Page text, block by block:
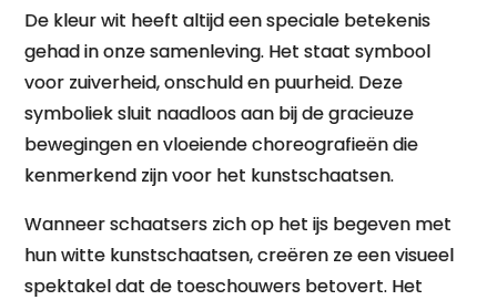
De kleur wit heeft altijd een speciale betekenis
gehad in onze samenleving. Het staat symbool
voor zuiverheid, onschuld en puurheid. Deze
symboliek sluit naadloos aan bij de gracieuze
bewegingen en vloeiende choreografieën die
kenmerkend zijn voor het kunstschaatsen.
Wanneer schaatsers zich op het ijs begeven met
hun witte kunstschaatsen, creëren ze een visueel
spektakel dat de toeschouwers betovert. Het